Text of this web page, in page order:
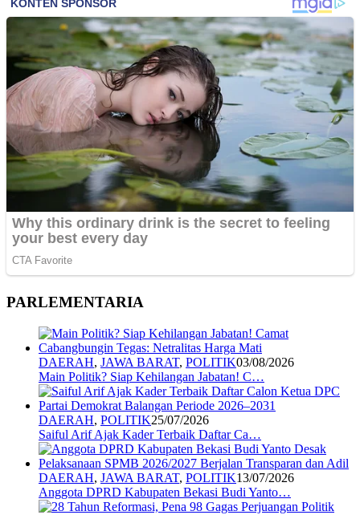
PARLEMENTARIA
DAERAH, JAWA BARAT, POLITIK03/08/2026
Main Politik? Siap Kehilangan Jabatan! C…
DAERAH, POLITIK25/07/2026
Saiful Arif Ajak Kader Terbaik Daftar Ca…
DAERAH, JAWA BARAT, POLITIK13/07/2026
Anggota DPRD Kabupaten Bekasi Budi Yanto…